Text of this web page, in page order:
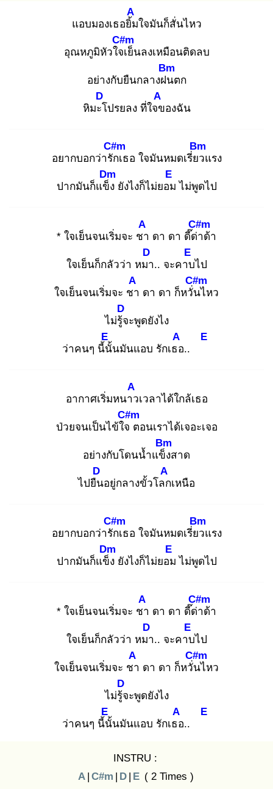
แอบมองเธอยิ้ม
A
ใจมันก็สั่นไหว
อุณหภูมิหัวใจเ
C#m
ย็นลงเหมือนติดลบ
อย่างกับยืนกลางฝน
Bm
ตก
หิมะโ
D
ปรยลง ที่ใจข
A
องฉัน
อยากบอกว่ารัก
C#m
เธอ ใจมันหมดเรี่ยว
Bm
แรง
ปากมันก็แข็ง
Dm
ยังไงก็ไม่ยอม
E
ไม่พูดไป
* ใจเย็นจนเริ่มจะ ชา
A
ดา ดา ดี๊ด่า
C#m
ด้า
ใจเย็นก็กลัวว่า หมา
D
.. จะคาบ
E
ไป
ใจเย็นจนเริ่มจะ ชา
A
ดา ดา ก็หวั่น
C#m
ไหว
ไม่รู้จ
D
ะพูดยังไง
ว่าคนๆ นี้นั้
E
นมันแอบ รักเธอ
A
..
E
อากาศเริ่มหนาว
A
เวลาได้ใกล้เธอ
ป่วยจนเป็นไข้ใจ
C#m
ตอนเราได้เจอะเจอ
อย่างกับโดนน้ำแข็ง
Bm
สาด
ไปยืน
D
อยู่กลางขั้วโลก
A
เหนือ
อยากบอกว่ารัก
C#m
เธอ ใจมันหมดเรี่ยว
Bm
แรง
ปากมันก็แข็ง
Dm
ยังไงก็ไม่ยอม
E
ไม่พูดไป
* ใจเย็นจนเริ่มจะ ชา
A
ดา ดา ดี๊ด่า
C#m
ด้า
ใจเย็นก็กลัวว่า หมา
D
.. จะคาบ
E
ไป
ใจเย็นจนเริ่มจะ ชา
A
ดา ดา ก็หวั่น
C#m
ไหว
ไม่รู้จ
D
ะพูดยังไง
ว่าคนๆ นี้นั้
E
นมันแอบ รักเธอ
A
..
E
INSTRU :
A | C#m | D | E ( 2 Times )